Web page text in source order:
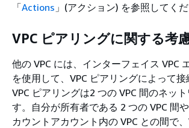
「Actions 」(アクション) を参照してくだ
VPC ピアリングに関する考
他の VPC には、インターフェイス VPC
を使用して、VPC ピアリングによって接
VPC ピアリングは2 つの VPC 間のネッ
す。自分が所有者である 2 つの VPC 間
カウントアカウント内の VPC との間で